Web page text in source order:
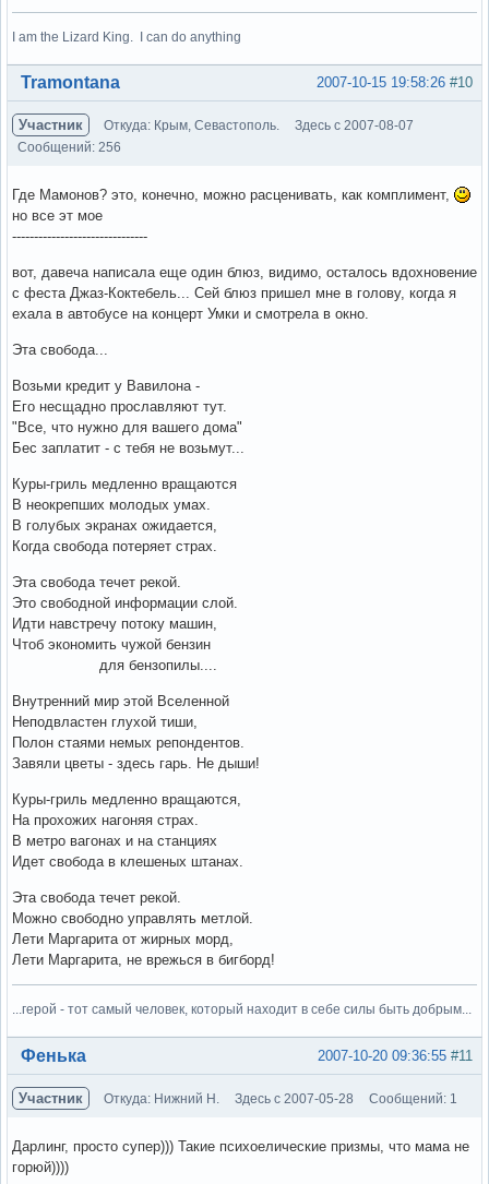
I am the Lizard King. I can do anything
Вне форума #10
2007-10-15 19:58:26
Tramontana
Участник Откуда: Крым, Севастополь.
Здесь с 2007-08-07
Сообщений: 256
Где Мамонов? это, конечно, можно расценивать, как комплимент,
но все эт мое
-------------------------------
вот, давеча написала еще один блюз, видимо, осталось вдохновение
с феста Джаз-Коктебель... Сей блюз пришел мне в голову, когда я
ехала в автобусе на концерт Умки и смотрела в окно.
Эта свобода...
Возьми кредит у Вавилона -
Его несщадно прославляют тут.
"Все, что нужно для вашего дома"
Бес заплатит - с тебя не возьмут...
Куры-гриль медленно вращаются
В неокрепших молодых умах.
В голубых экранах ожидается,
Когда свобода потеряет страх.
Эта свобода течет рекой.
Это свободной информации слой.
Идти навстречу потоку машин,
Чтоб экономить чужой бензин
для бензопилы....
Внутренний мир этой Вселенной
Неподвластен глухой тиши,
Полон стаями немых репондентов.
Завяли цветы - здесь гарь. Не дыши!
Куры-гриль медленно вращаются,
На прохожих нагоняя страх.
В метро вагонах и на станциях
Идет свобода в клешеных штанах.
Эта свобода течет рекой.
Можно свободно управлять метлой.
Лети Маргарита от жирных морд,
Лети Маргарита, не врежься в бигборд!
...герой - тот самый человек, который находит в себе силы быть добрым...
Вне форума #11
2007-10-20 09:36:55
Фенька
Участник Откуда: Нижний Н. Здесь с 2007-05-28 Сообщений: 1
Дарлинг, просто супер))) Такие психоелические призмы, что мама не
горюй))))